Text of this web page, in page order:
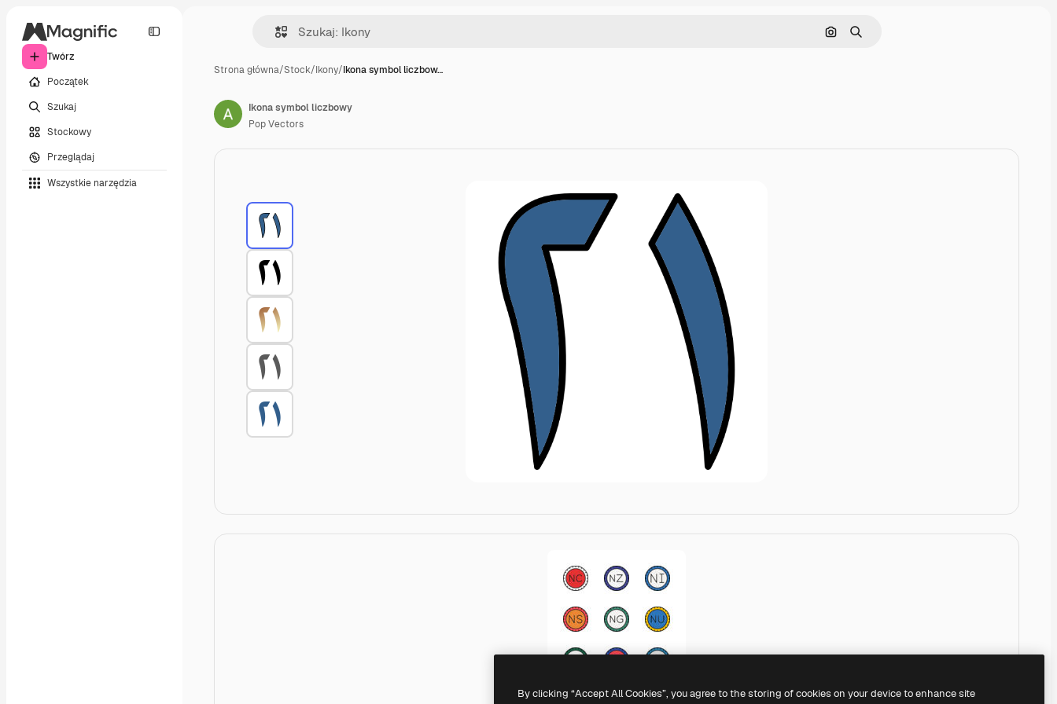
Twórz
Początek
Szukaj
Stockowy
Przeglądaj
Wszystkie narzędzia
Szukaj według obrazu
Szukaj
Strona główna/Stock/Ikony/Ikona symbol liczbow…
Generic color lineal-color
Ikona symbol liczbowy
Pop Vectors
By clicking “Accept All Cookies”, you agree to the storing of cookies on your device to enhance site